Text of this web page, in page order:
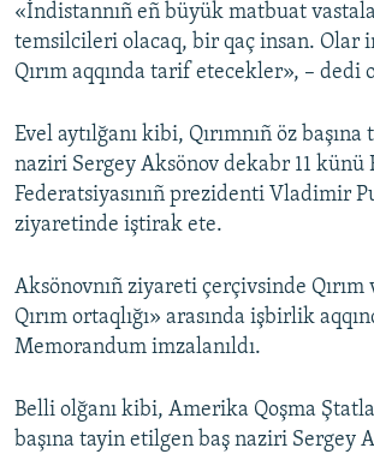
«İndistannıñ eñ büyük matbuat
temsilcileri olacaq, bir qaç insan. Olar
Qırım aqqında tarif etecekler», – dedi
Evel aytılğanı kibi, Qırımnıñ öz
naziri Sergey Aksönov dekabr 11 künü
Federatsiyasınıñ prezidenti Vladimir
ziyaretinde iştirak ete.
Aksönovnıñ ziyareti çerçivsinde
Qırım ortaqlığı» arasında işbirlik
Memorandum imzalanıldı.
Belli olğanı kibi, Amerika Qoşma
başına tayin etilgen baş naziri Sergey